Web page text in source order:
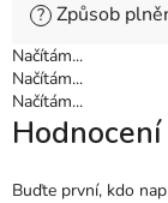
? Způsob
Načítám...
Načítám...
Načítám...
Buďte první, kdo